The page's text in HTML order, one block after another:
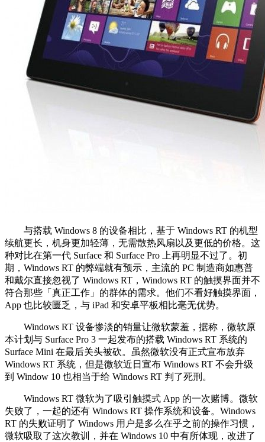
与搭载 Windows 8 的设备相比，基于 Windows RT 的机型
续航更长，机身更加轻薄，无需散热风扇以及更低的价格。这
种对比在第一代 Surface 和 Surface Pro 上再明显不过了。初
期，Windows RT 的弊端就有预示，主流的 PC 制造商如惠普
和戴尔直接忽视了 Windows RT，Windows RT 的触摸界面并不
符合那些「真正工作」的群体的需求。他们不看好触摸界面，
App 也比较匮乏，与 iPad 和安卓平板相比毫无优势。
Windows RT 设备惨淡的销量让微软蒙羞，据称，微软原
本计划与 Surface Pro 3 一起发布的搭载 Windows RT 系统的
Surface Mini 在最后关头被砍。虽然微软没有正式宣布放弃
Windows RT 系统，但是微软近日宣布 Windows RT 不会升级
到 Window 10 也相当于给 Windows RT 判了死刑。
Windows RT 微软为了吸引触摸式 App 的一次赌博。微软
失败了，一起的还有 Windows RT 操作系统和设备。Windows
RT 的失败证明了 Windows 用户是多么在乎之前的操作习惯，
微软吸取了这次教训，并在 Windows 10 中有所体现，改进了